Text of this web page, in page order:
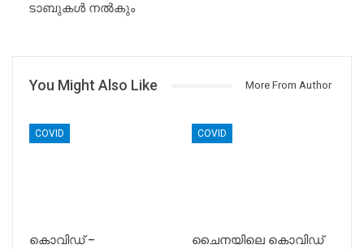
ടാബുകൾ നൽകും
You Might Also Like More From Author
COVID
കൊവിഡ് –
COVID
ചൈനയിലെ കൊവിഡ്